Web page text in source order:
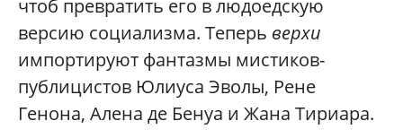
чтоб превратить его в людоедскую
версию социализма. Теперь верхи
импортируют фантазмы мистиков-
публицистов Юлиуса Эволы, Рене
Генона, Алена де Бенуа и Жана Тириара.